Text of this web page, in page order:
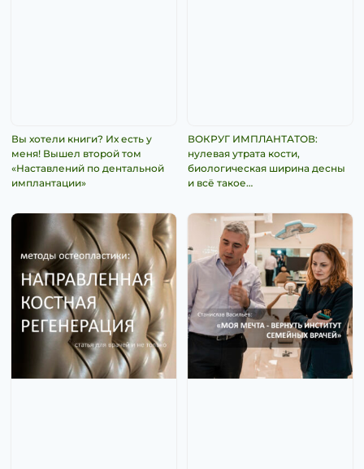
Вы хотели книги? Их есть у
меня! Вышел второй том
«Наставлений по дентальной
имплантации»
ВОКРУГ ИМПЛАНТАТОВ:
нулевая утрата кости,
биологическая ширина десны
и всё такое…